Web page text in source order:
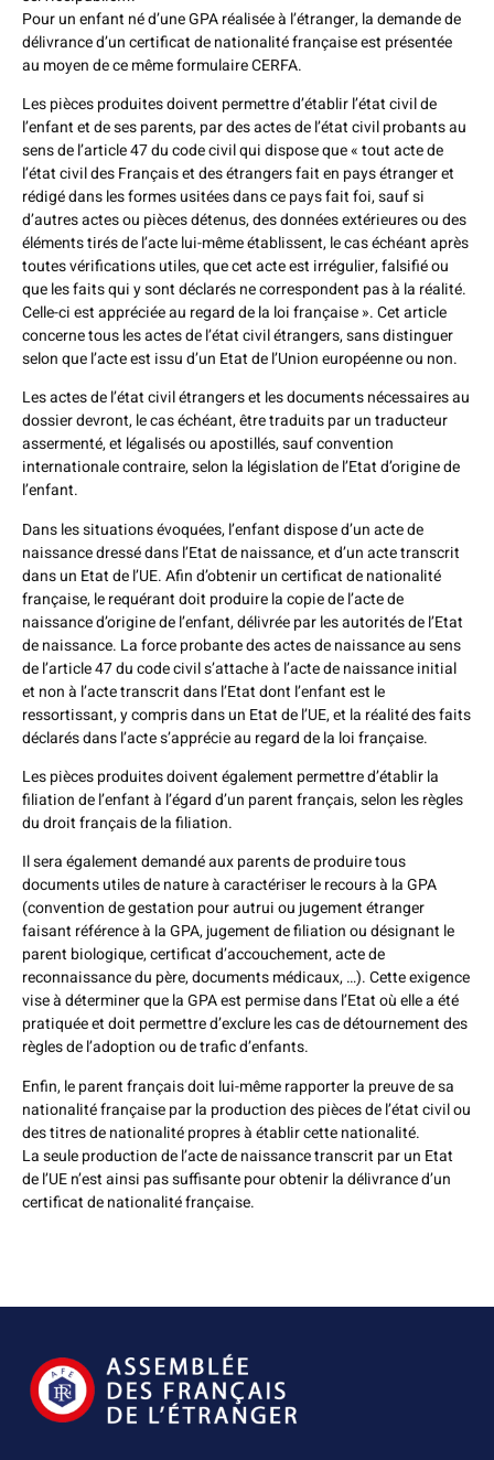
Pour un enfant né d’une GPA réalisée à l’étranger, la demande de
délivrance d’un certificat de nationalité française est présentée
au moyen de ce même formulaire CERFA.
Les pièces produites doivent permettre d’établir l’état civil de
l’enfant et de ses parents, par des actes de l’état civil probants au
sens de l’article 47 du code civil qui dispose que « tout acte de
l’état civil des Français et des étrangers fait en pays étranger et
rédigé dans les formes usitées dans ce pays fait foi, sauf si
d’autres actes ou pièces détenus, des données extérieures ou des
éléments tirés de l’acte lui-même établissent, le cas échéant après
toutes vérifications utiles, que cet acte est irrégulier, falsifié ou
que les faits qui y sont déclarés ne correspondent pas à la réalité.
Celle-ci est appréciée au regard de la loi française ». Cet article
concerne tous les actes de l’état civil étrangers, sans distinguer
selon que l’acte est issu d’un Etat de l’Union européenne ou non.
Les actes de l’état civil étrangers et les documents nécessaires au
dossier devront, le cas échéant, être traduits par un traducteur
assermenté, et légalisés ou apostillés, sauf convention
internationale contraire, selon la législation de l’Etat d’origine de
l’enfant.
Dans les situations évoquées, l’enfant dispose d’un acte de
naissance dressé dans l’Etat de naissance, et d’un acte transcrit
dans un Etat de l’UE. Afin d’obtenir un certificat de nationalité
française, le requérant doit produire la copie de l’acte de
naissance d’origine de l’enfant, délivrée par les autorités de l’Etat
de naissance. La force probante des actes de naissance au sens
de l’article 47 du code civil s’attache à l’acte de naissance initial
et non à l’acte transcrit dans l’Etat dont l’enfant est le
ressortissant, y compris dans un Etat de l’UE, et la réalité des faits
déclarés dans l’acte s’apprécie au regard de la loi française.
Les pièces produites doivent également permettre d’établir la
filiation de l’enfant à l’égard d’un parent français, selon les règles
du droit français de la filiation.
Il sera également demandé aux parents de produire tous
documents utiles de nature à caractériser le recours à la GPA
(convention de gestation pour autrui ou jugement étranger
faisant référence à la GPA, jugement de filiation ou désignant le
parent biologique, certificat d’accouchement, acte de
reconnaissance du père, documents médicaux, …). Cette exigence
vise à déterminer que la GPA est permise dans l’Etat où elle a été
pratiquée et doit permettre d’exclure les cas de détournement des
règles de l’adoption ou de trafic d’enfants.
Enfin, le parent français doit lui-même rapporter la preuve de sa
nationalité française par la production des pièces de l’état civil ou
des titres de nationalité propres à établir cette nationalité.
La seule production de l’acte de naissance transcrit par un Etat
de l’UE n’est ainsi pas suffisante pour obtenir la délivrance d’un
certificat de nationalité française.